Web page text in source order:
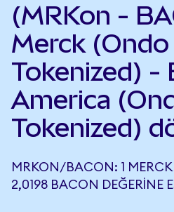
(MRKon -
Merck (Ondo
Tokenized) -
America
Tokenized)
MRKON/BACON: 1
2,0198 BACON DEĞERINE